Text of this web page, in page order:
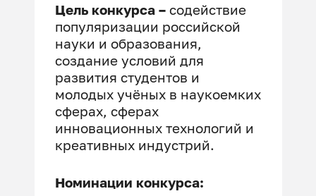
Цель конкурса – содействие
популяризации российской
науки и образования,
создание условий для
развития студентов и
молодых учёных в наукоемких
сферах, сферах
инновационных технологий и
креативных индустрий.
Номинации конкурса: